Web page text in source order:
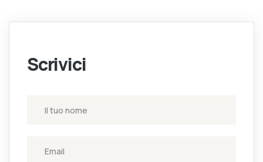
Scrivici